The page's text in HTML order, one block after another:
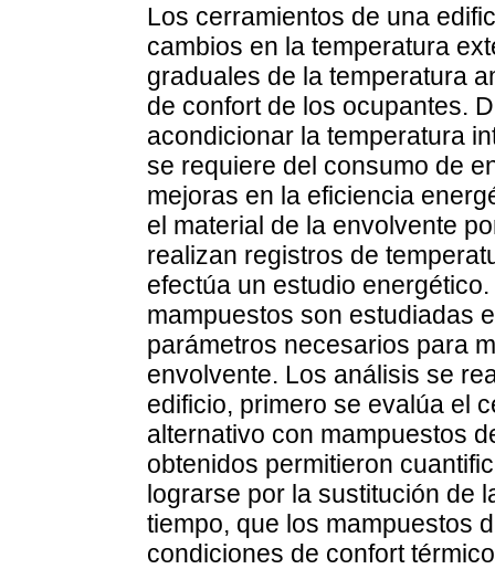
Los cerramientos de una
cambios en la temperatura
graduales de la temperatura
de confort de los ocupantes.
acondicionar la temperatura
se requiere del consumo de
mejoras en la eficiencia
el material de la envolvente
realizan registros de
efectúa un estudio
mampuestos son estudiadas
parámetros necesarios para
envolvente. Los análisis se
edificio, primero se evalúa el
alternativo con mampuestos
obtenidos permitieron
lograrse por la sustitución de
tiempo, que los mampuestos
condiciones de confort